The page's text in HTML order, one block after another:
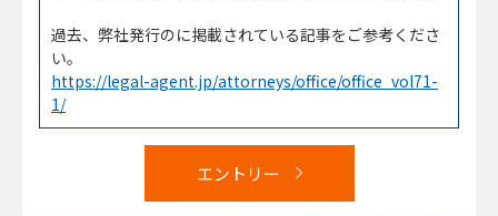
過去、弊社発行のに掲載されている記事をご参考くださ
い。
https://legal-agent.jp/attorneys/office/office_vol71-
1/
エントリー